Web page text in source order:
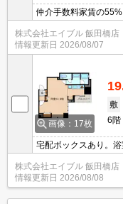
仲介手数料家賃の
違約金1ヶ月分発生。
む)。保証会社加入要(
株式会社エイブル 飯田橋店
情報更新日 2026/08/07
画像：17枚
敷
6階
宅配ボックスあり。
月分発生。仲介手数
ンション。退去時、
株式会社エイブル 飯田橋店
情報更新日 2026/08/08